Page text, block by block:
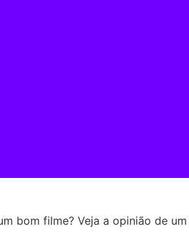
bom filme? Veja a opinião de